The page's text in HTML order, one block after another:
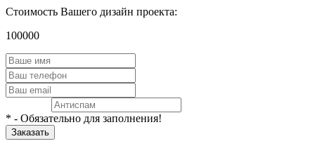
Стоимость Вашего дизайн проекта:
100000
* - Обязательно для заполнения!